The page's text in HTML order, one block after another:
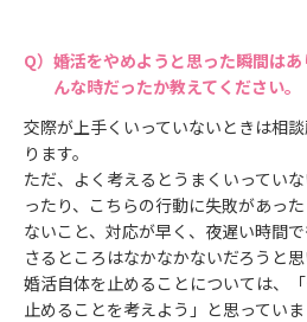
婚活をやめようと思った瞬間は
んな時だったか教えてください。
交際が上手くいっていないときは相
ります。
ただ、よく考えるとうまくいってい
ったり、こちらの行動に失敗があっ
ないこと、対応が早く、夜遅い時間
さるところはなかなかないだろうと
婚活自体を止めることについては、「
止めることを考えよう」と思っていま